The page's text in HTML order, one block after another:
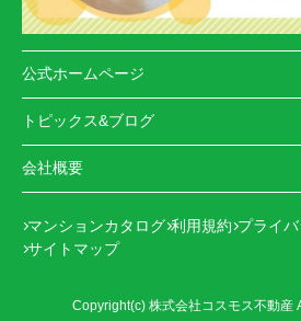
公式ホームページ
トピックス&ブログ
会社概要
マンションカタログ 利用規約 プライ
サイトマップ
Copyright(c) 株式会社コスモス不動産